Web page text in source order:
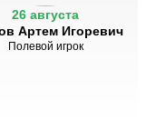
26 августа
Артем Игоревич
Полевой игрок